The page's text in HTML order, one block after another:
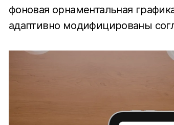
фоновая орнаментальная
адаптивно модифицированы